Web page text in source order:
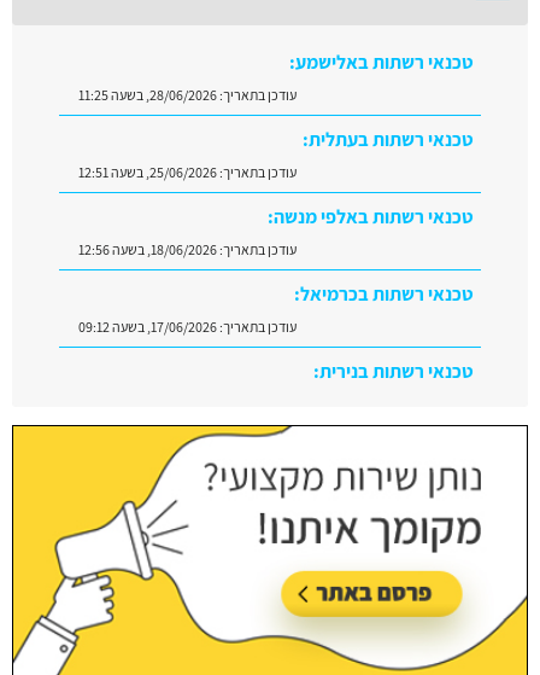
טכנאי רשתות באלישמע:
עודכן בתאריך:28/06/2026, בשעה 11:25
טכנאי רשתות בעתלית:
עודכן בתאריך:25/06/2026, בשעה 12:51
טכנאי רשתות באלפי מנשה:
עודכן בתאריך:18/06/2026, בשעה 12:56
טכנאי רשתות בכרמיאל:
עודכן בתאריך:17/06/2026, בשעה 09:12
טכנאי רשתות בנירית: